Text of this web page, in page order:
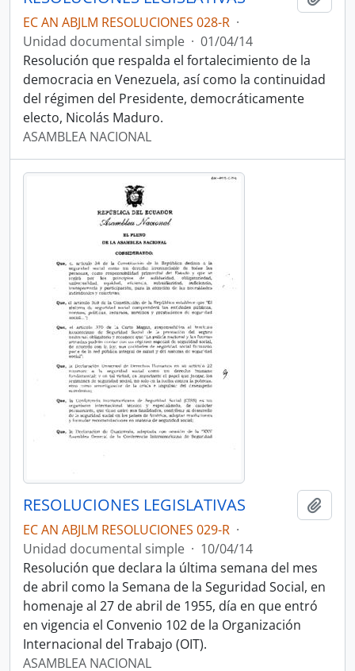
EC AN ABJLM RESOLUCIONES 028-R ·
Unidad documental simple · 01/04/14
Resolución que respalda el fortalecimiento de la
democracia en Venezuela, así como la continuidad
del régimen del Presidente, democráticamente
electo, Nicolás Maduro.
ASAMBLEA NACIONAL
RESOLUCIONES LEGISLATIVAS
EC AN ABJLM RESOLUCIONES 029-R ·
Unidad documental simple · 10/04/14
Resolución que declara la última semana del mes
de abril como la Semana de la Seguridad Social, en
homenaje al 27 de abril de 1955, día en que entró
en vigencia el Convenio 102 de la Organización
Internacional del Trabajo (OIT).
ASAMBLEA NACIONAL